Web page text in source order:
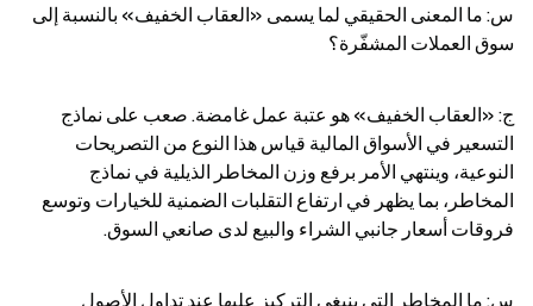
سوق العملات المشفّرة؟
فروقات أسعار جانبي الشراء والبيع لدى صانعي السوق.